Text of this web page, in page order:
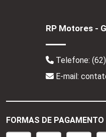
RP Motores -
Telefone:
E-mail:
FORMAS DE PAGAMENTO